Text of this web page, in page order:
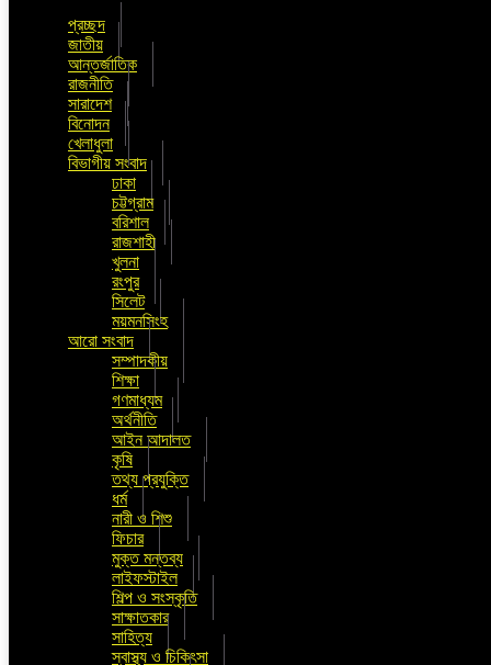
প্রচ্ছদ
জাতীয়
আন্তর্জাতিক
রাজনীতি
সারাদেশ
বিনোদন
খেলাধুলা
বিভাগীয় সংবাদ
ঢাকা
চট্টগ্রাম
বরিশাল
রাজশাহী
খুলনা
রংপুর
সিলেট
ময়মনসিংহ
আরো সংবাদ
সম্পাদকীয়
শিক্ষা
গণমাধ্যম
অর্থনীতি
আইন আদালত
কৃষি
তথ্য প্রযুক্তি
ধর্ম
নারী ও শিশু
ফিচার
মুক্ত মন্তব্য
লাইফস্টাইল
শিল্প ও সংস্কৃতি
সাক্ষাতকার
সাহিত্য
স্বাস্থ্য ও চিকিৎসা